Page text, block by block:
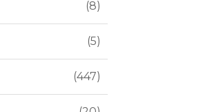
8
5
447